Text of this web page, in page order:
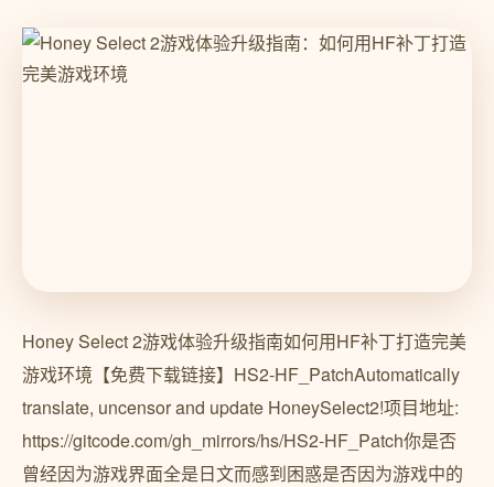
Honey Select 2游戏体验升级指南如何用HF补丁打造完美
游戏环境【免费下载链接】HS2-HF_PatchAutomatically
translate, uncensor and update HoneySelect2!项目地址:
https://gitcode.com/gh_mirrors/hs/HS2-HF_Patch你是否
曾经因为游戏界面全是日文而感到困惑是否因为游戏中的